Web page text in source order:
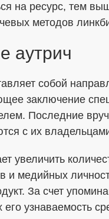
ОТПРАВИТЬ
Я согласен с
Согласие на
на ресурс, тем
методов
аутрич
собой
заключение
Последние
с их
увеличить
и медийных
За счет
узнаваемость